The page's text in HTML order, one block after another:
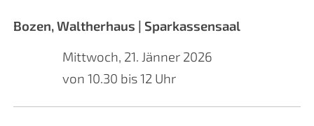
Bozen, Waltherhaus | Sparkassensaal
Mittwoch, 21. Jänner 2026
von 10.30 bis 12 Uhr